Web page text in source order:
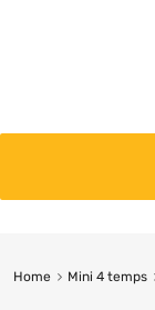
Home Mini 4 temps